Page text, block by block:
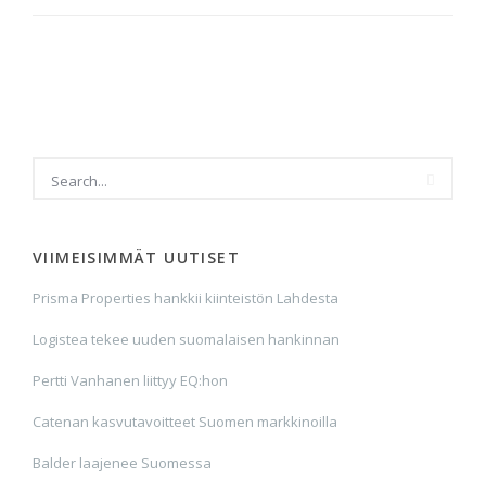
VIIMEISIMMÄT UUTISET
Prisma Properties hankkii kiinteistön Lahdesta
Logistea tekee uuden suomalaisen hankinnan
Pertti Vanhanen liittyy EQ:hon
Catenan kasvutavoitteet Suomen markkinoilla
Balder laajenee Suomessa